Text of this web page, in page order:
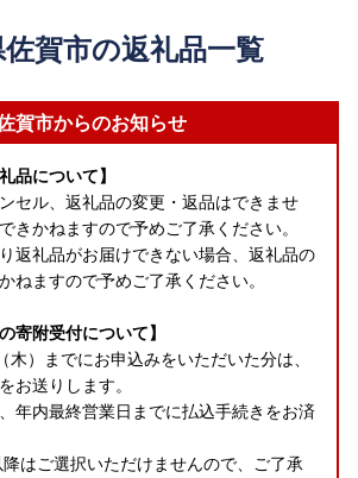
賀市の返礼品一覧
賀市からのお知らせ
品について】
セル、返礼品の変更・返品はできませ
きかねますので予めご了承ください。
返礼品がお届けできない場合、返礼品の
ねますので予めご了承ください。
寄附受付について】
）までにお申込みをいただいた分は、
お送りします。
年内最終営業日までに払込手続きをお済
はご選択いただけませんので、ご了承